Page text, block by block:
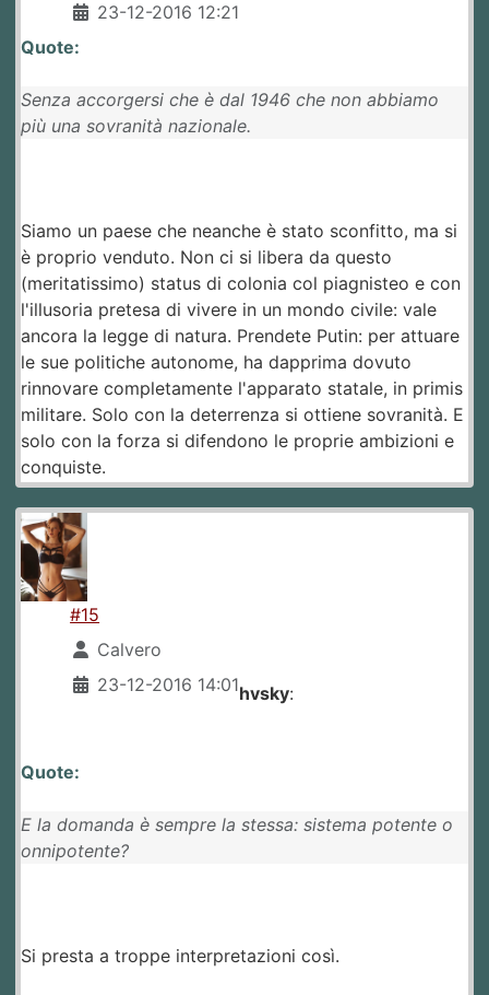
23-12-2016 12:21
Quote:
Senza accorgersi che è dal 1946 che non abbiamo
più una sovranità nazionale.
Siamo un paese che neanche è stato sconfitto, ma si
è proprio venduto. Non ci si libera da questo
(meritatissimo) status di colonia col piagnisteo e con
l'illusoria pretesa di vivere in un mondo civile: vale
ancora la legge di natura. Prendete Putin: per attuare
le sue politiche autonome, ha dapprima dovuto
rinnovare completamente l'apparato statale, in primis
militare. Solo con la deterrenza si ottiene sovranità. E
solo con la forza si difendono le proprie ambizioni e
conquiste.
#15
Calvero
23-12-2016 14:01hvsky:
Quote:
E la domanda è sempre la stessa: sistema potente o
onnipotente?
Si presta a troppe interpretazioni così.